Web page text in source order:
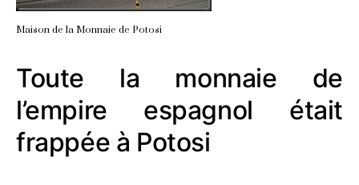
Maison de la Monnaie de Potosi
Toute la monnaie de
l’empire espagnol était
frappée à Potosi